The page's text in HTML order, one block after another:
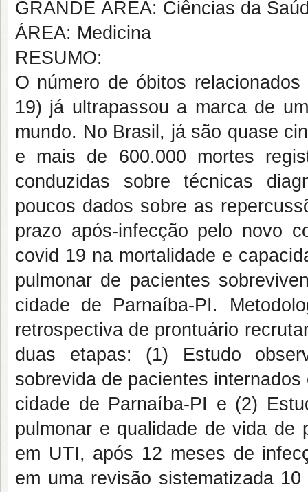
GRANDE ÁREA: Ciências da
ÁREA: Medicina
RESUMO:
O número de óbitos
19) já ultrapassou a marca de
mundo. No Brasil, já são quase
e mais de 600.000 mortes
conduzidas sobre técnicas
poucos dados sobre as
prazo após-infecção pelo novo
covid 19 na mortalidade e
pulmonar de pacientes
cidade de Parnaíba-PI.
retrospectiva de prontuário
duas etapas: (1) Estudo
sobrevida de pacientes
cidade de Parnaíba-PI e (2)
pulmonar e qualidade de vida de
em UTI, após 12 meses de
em uma revisão sistematizada